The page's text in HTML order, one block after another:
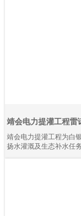
靖会电力提灌工程雷
靖会电力提灌工程为白
扬水灌溉及生态补水任